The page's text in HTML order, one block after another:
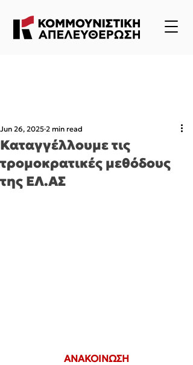
Καταγγέλλουμε τις
τρομοκρατικές μεθόδους
της ΕΛ.ΑΣ
Jun 26, 2025 2 min read
ΑΝΑΚΟΙΝΩΣΗ